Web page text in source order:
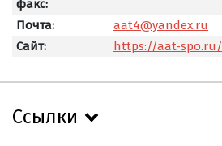
факс:
Почта:
aat4@yandex.ru
Сайт:
https://aat-spo.ru/
Ссылки